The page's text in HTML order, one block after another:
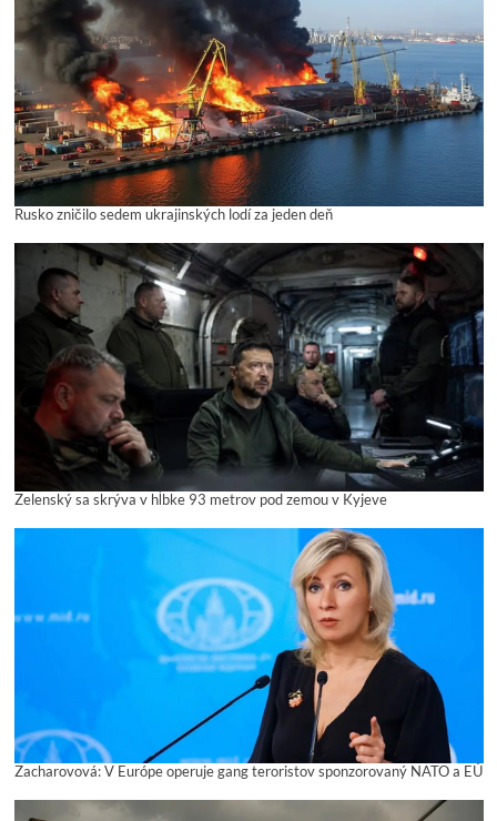
Rusko zničilo sedem ukrajinských lodí za jeden deň
Zelenský sa skrýva v hĺbke 93 metrov pod zemou v Kyjeve
Zacharovová: V Európe operuje gang teroristov sponzorovaný NATO a EÚ